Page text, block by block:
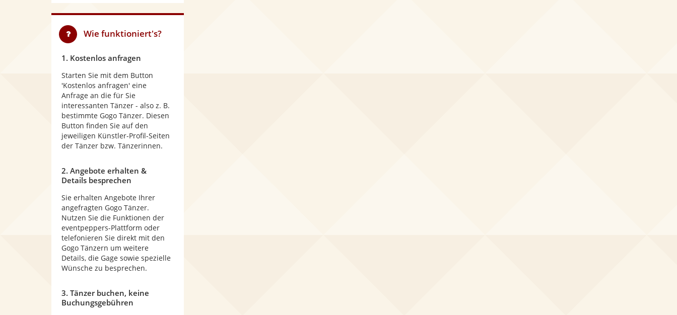
Wie funktioniert's?
1. Kostenlos anfragen
Starten Sie mit dem Button
'Kostenlos anfragen' eine
Anfrage an die für Sie
interessanten Tänzer - also z. B.
bestimmte Gogo Tänzer. Diesen
Button finden Sie auf den
jeweiligen Künstler-Profil-Seiten
der Tänzer bzw. Tänzerinnen.
2. Angebote erhalten &
Details besprechen
Sie erhalten Angebote Ihrer
angefragten Gogo Tänzer.
Nutzen Sie die Funktionen der
eventpeppers-Plattform oder
telefonieren Sie direkt mit den
Gogo Tänzern um weitere
Details, die Gage sowie spezielle
Wünsche zu besprechen.
3. Tänzer buchen, keine
Buchungsgebühren